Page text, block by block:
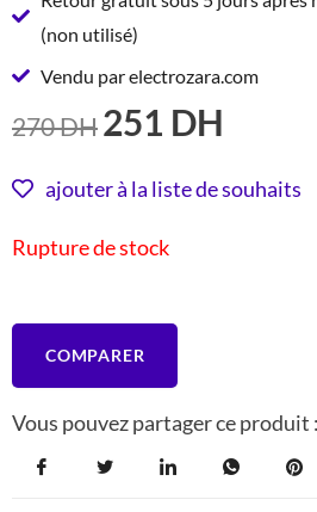
(non utilisé)
Vendu par electrozara.com
270DH LE
INITIAL
270 DH.
251 DH
ACTUEL
ajouter à la liste de souhaits
Rupture de stock
COMPARER
Vous pouvez partager ce produit :